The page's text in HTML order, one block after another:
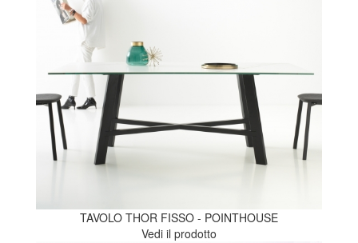
TAVOLO THOR FISSO - POINTHOUSE
Vedi il prodotto